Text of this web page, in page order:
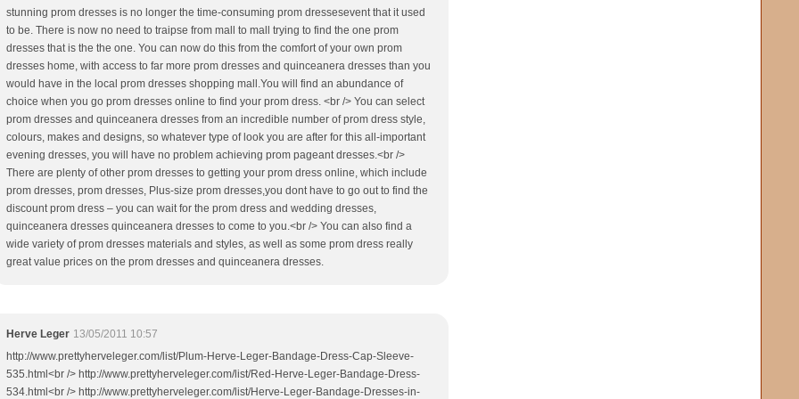
stunning prom dresses is no longer the time-consuming prom dressesevent that it used
to be. There is now no need to traipse from mall to mall trying to find the one prom
dresses that is the the one. You can now do this from the comfort of your own prom
dresses home, with access to far more prom dresses and quinceanera dresses than you
would have in the local prom dresses shopping mall.You will find an abundance of
choice when you go prom dresses online to find your prom dress. <br /> You can select
prom dresses and quinceanera dresses from an incredible number of prom dress style,
colours, makes and designs, so whatever type of look you are after for this all-important
evening dresses, you will have no problem achieving prom pageant dresses.<br />
There are plenty of other prom dresses to getting your prom dress online, which include
prom dresses, prom dresses, Plus-size prom dresses,you dont have to go out to find the
discount prom dress – you can wait for the prom dress and wedding dresses,
quinceanera dresses quinceanera dresses to come to you.<br /> You can also find a
wide variety of prom dresses materials and styles, as well as some prom dress really
great value prices on the prom dresses and quinceanera dresses.
Herve Leger 13/05/2011 10:57
http://www.prettyherveleger.com/list/Plum-Herve-Leger-Bandage-Dress-Cap-Sleeve-
535.html<br /> http://www.prettyherveleger.com/list/Red-Herve-Leger-Bandage-Dress-
534.html<br /> http://www.prettyherveleger.com/list/Herve-Leger-Bandage-Dresses-in-